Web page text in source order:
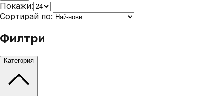
Покажи:
Сортирай по:
Филтри
Категория